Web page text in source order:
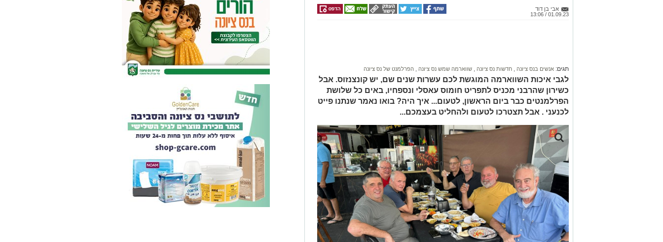
אבי בן דוד
01.09.23 / 13:06
תגים: אנשים בנס ציונה חדשות נס ציונה שווארמה שמש נס ציונה הפרלמנט של נס ציונה
לגבי איכות השווארמה המוגשת לכם עשרות שנים שם, יש קונצנזוס. אבל
כשירון שהרבני מכניס לתפריט חומוס עאסלי ונספחיו, באים כל שלושת
הפרלמנטים כבר ביום הראשון, לטעום... איך היה? בואו נאמר שנתנו פייט
לכנעני . אבל תצטרכו לטעום ולהחליט בעצמכם...